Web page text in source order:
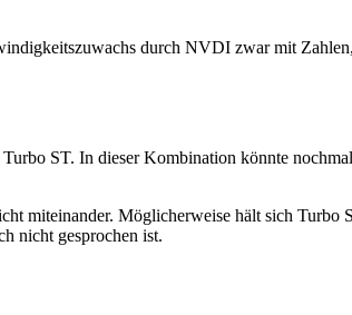
durch NVDI zwar mit
ST. In dieser Kombination könnte
miteinander. Möglicherweise hält sich Turbo
nicht gesprochen ist.